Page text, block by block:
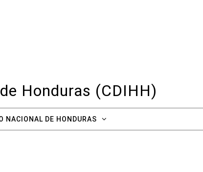
Honduras (CDIHH)
NACIONAL DE HONDURAS